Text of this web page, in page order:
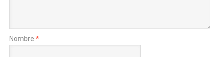
Nombre *